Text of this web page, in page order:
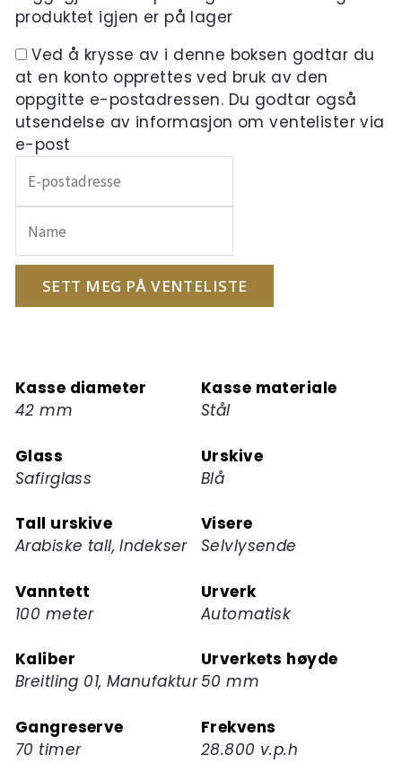
produktet igjen er på lager
Ved å krysse av i denne boksen godtar du
at en konto opprettes ved bruk av den
oppgitte e-postadressen. Du godtar også
utsendelse av informasjon om ventelister via
e-post
inn
e-
postadressen
din
ventelisten
for
produktet
SETT MEG PÅ VENTELISTE
Kasse diameter
42 mm
Kasse materiale
Stål
Glass
Safirglass
Urskive
Blå
Tall urskive
Arabiske tall, Indekser
Visere
Selvlysende
Vanntett
100 meter
Urverk
Automatisk
Kaliber
Breitling 01, Manufaktur
Urverkets høyde
50 mm
Gangreserve
70 timer
Frekvens
28.800 v.p.h